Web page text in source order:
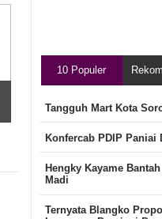
10 Populer
Tangguh Mart Kota
Konfercab PDIP
Hengky Kayame
Madi
Ternyata Blangko